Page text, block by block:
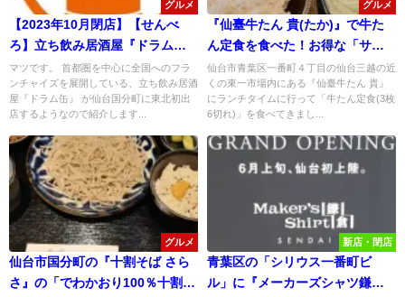
グルメ
【2023年10月閉店】【せんべ
ろ】立ち飲み居酒屋『ドラム
缶』が仙台国分町に東北初出
店！
マツです。 首都圏を中心に全国へのフラ
ンチャイズを展開している、立ち飲み居酒
屋『ドラム缶』 が仙台国分町に東北初出
店するようなので紹介します...
グルメ
『仙臺牛たん 貴(たか)』で牛た
ん定食を食べた！お得な「サー
ビスランチ定食」はやってない
みたい！
仙台市青葉区一番町４丁目の仙台三越の近
くの東一市場内にある『仙臺牛たん 貴』
にランチタイムに行って「牛たん定食(3枚
6切れ)」を食べてきまし...
グルメ
仙台市国分町の『十割そば さら
さ』の「でわかおり100％十割そ
新店・閉店
青葉区の「シリウス一番町ビ
ル」に『メーカーズシャツ鎌倉